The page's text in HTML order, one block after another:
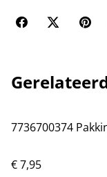
7736700374
€ 7,95